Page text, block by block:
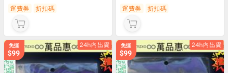
運費券 折扣碼 運費券 折扣碼